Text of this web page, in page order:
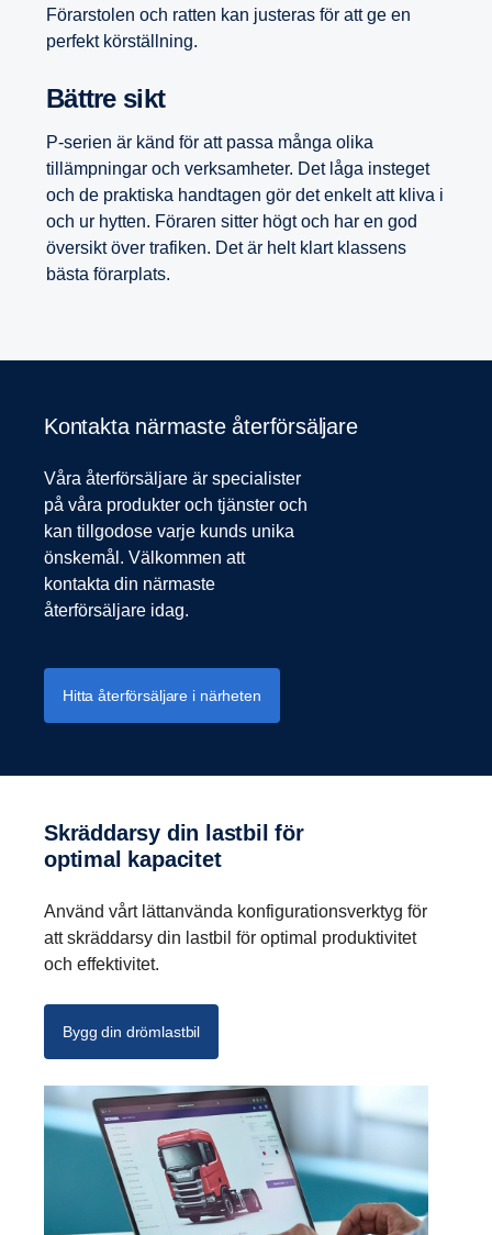
Förarstolen och ratten kan justeras för att ge en
perfekt körställning.
Bättre sikt
P-serien är känd för att passa många olika
tillämpningar och verksamheter. Det låga insteget
och de praktiska handtagen gör det enkelt att kliva i
och ur hytten. Föraren sitter högt och har en god
översikt över trafiken. Det är helt klart klassens
bästa förarplats.
Kontakta närmaste återförsäljare
Våra återförsäljare är specialister
på våra produkter och tjänster och
kan tillgodose varje kunds unika
önskemål. Välkommen att
kontakta din närmaste
återförsäljare idag.
Hitta återförsäljare i närheten
Skräddarsy din lastbil för
optimal kapacitet
Använd vårt lättanvända konfigurationsverktyg för
att skräddarsy din lastbil för optimal produktivitet
och effektivitet.
Bygg din drömlastbil